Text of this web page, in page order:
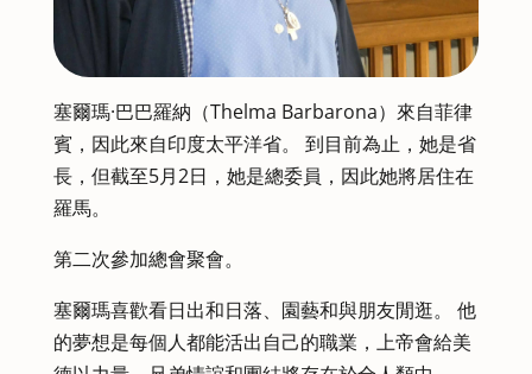
塞爾瑪·巴巴羅納（Thelma Barbarona）來自菲律
賓，因此來自印度太平洋省。 到目前為止，她是省
長，但截至5月2日，她是總委員，因此她將居住在
羅馬。
第二次參加總會聚會。
塞爾瑪喜歡看日出和日落、園藝和與朋友閒逛。 他
的夢想是每個人都能活出自己的職業，上帝會給美